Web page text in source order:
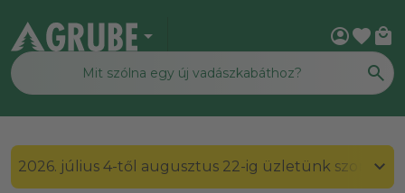
arrow_drop_down account_circlefavorite local_mall
2026. július 4-től augusztus 22-ig üzletünk